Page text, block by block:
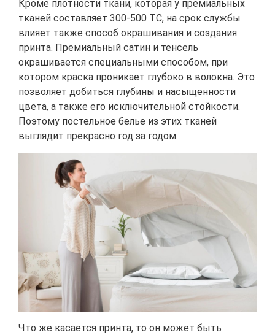
Кроме плотности ткани, которая у премиальных
тканей составляет 300-500 ТС, на срок службы
влияет также способ окрашивания и создания
принта. Премиальный сатин и тенсель
окрашивается специальными способом, при
котором краска проникает глубоко в волокна. Это
позволяет добиться глубины и насыщенности
цвета, а также его исключительной стойкости.
Поэтому постельное белье из этих тканей
выглядит прекрасно год за годом.
Что же касается принта, то он может быть